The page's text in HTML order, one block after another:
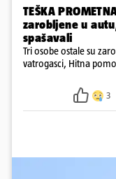
TEŠKA
zarobljene u
spašavali
Tri osobe ostale su
vatrogasci, Hitna
3